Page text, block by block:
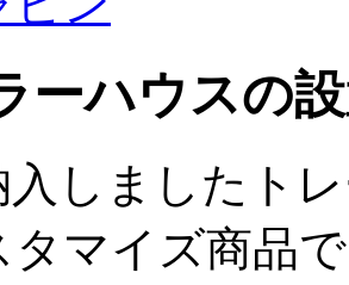
ーハウスの
入しましたト
タマイズ商品